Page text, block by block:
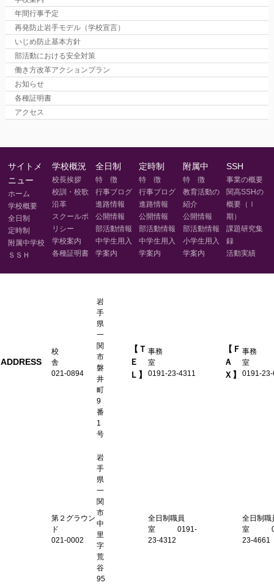
年間行事予定
再発防止岩手モデル（学校宣言）
いじめ防止基本方針
部活動における安全対策
働き方改革アクションプラン
お知らせ
各種証明書
アクセス
サイトメ
ニュー
ホーム
学校概要
全日制
定時制
附属中学校
ＳＳＨ
学校概況
校長挨拶
校訓・校歌
沿革
スクールポ
リシー
学校案内
各種証明書
全日制
特 徴
行事ブログ
進路情報
公開情報
部活動情報
中学生用入
学案内
定時制
特 徴
行事ブログ
進路情報
公開情報
部活動情報
中学生用入
学案内
附属中
特 徴
教育活動の
紹介
公開情報
部活動情報
小学生用入
学案内
SSH
事業の概要
関高SSHの
概要（Ⅰ
期）
課題研究集
録
活動実績
ADDRESS
校
舎
021-0894
岩
手
県
一
関
市
磐
井
町
9
番
1
号
【Ｔ
Ｅ
Ｌ】
事務
室
0191-23-4311
【Ｆ
Ａ
Ｘ】
事務
0191-
第２グラウン
ド
021-0002
岩
手
県
一
関
市
中
里
字
荒
谷
95
全日制職員
室 0191-
23-4312
全日制職
室
23-4661